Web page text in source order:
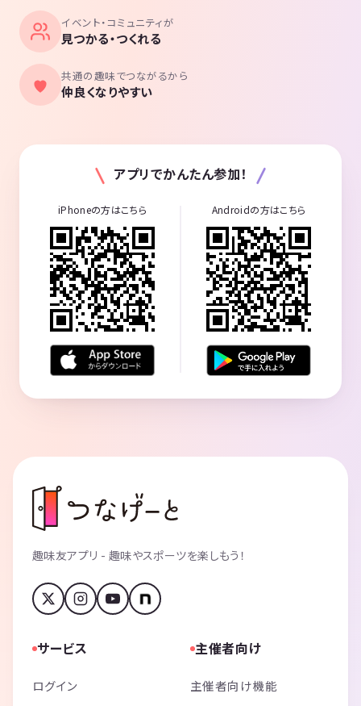
（15:55までにお越しいただけない場合、申し訳ございませんがゲーム
は途中参加ができないため、ご参加をお断りします。※返金も不可で
す）
■参加人数：7~9名予定（大人のマダミス会Legacyは全員で一つの作品
を遊ぶので小人数での開催となります）
・マダミスを15回以上プレイしている人
→やり込んでる人は未経験の作品ないかもしれないのでごめんなさい( ﾉ
☺参加してもらいたい人☺
・お酒好きな人（別に強くなくていいけど）
・マダミス初心者、未経験者
・大人のコミュニケーションができる人（場の空気読める人('ω')ノ）
🕐時間内なら何作品でもプレイOK🕐
たっぷり4時間ございますので
1時間の作品も3本くらいできますよ！
（大人のマダミス会Legacyの場合は4時間で1本の作品をやりこむこと
50作品以上から自由に遊べる
プレイ可能な作品は下の方に一覧表示
（大人のマダミス会Legacyでは小人数プレイの作品はできません）
🎈🎈🎈🎈🎈🎈🎈🎈🎈🎈🎈🎈🎈
大人のマダミス会は会議室マダミスと違って、コミュニケーションを楽
⭐ワクワクする会場
⭐ガチ勢いないのでホンワカゆったり楽しめる
会議室マダミス苦手な皆様、
マダミスやったことないけど楽しみたい皆様、
イベント・コミュニティが
見つかる・つくれる
共通の趣味でつながるから
仲良くなりやすい
アプリでかんたん参加！
iPhoneの方はこちら Androidの方はこちら
趣味友アプリ - 趣味やスポーツを楽しもう！
サービス
ログイン
主催者向け
主催者向け機能